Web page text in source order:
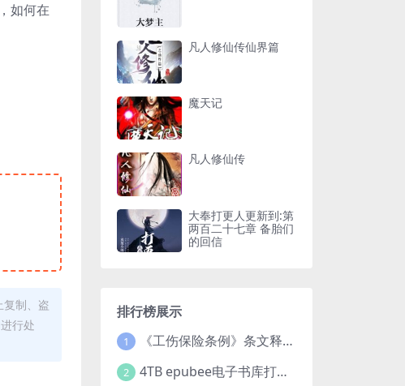
如何在
制、盗
行处
凡人修仙传仙界篇
魔天记
凡人修仙传
大奉打更人更新到:第
两百二十七章 备胎们
的回信
排行榜展示
1 《工伤保险条例》条文释义及案例分析pdf下载
2 4TB epubee电子书库打包下载